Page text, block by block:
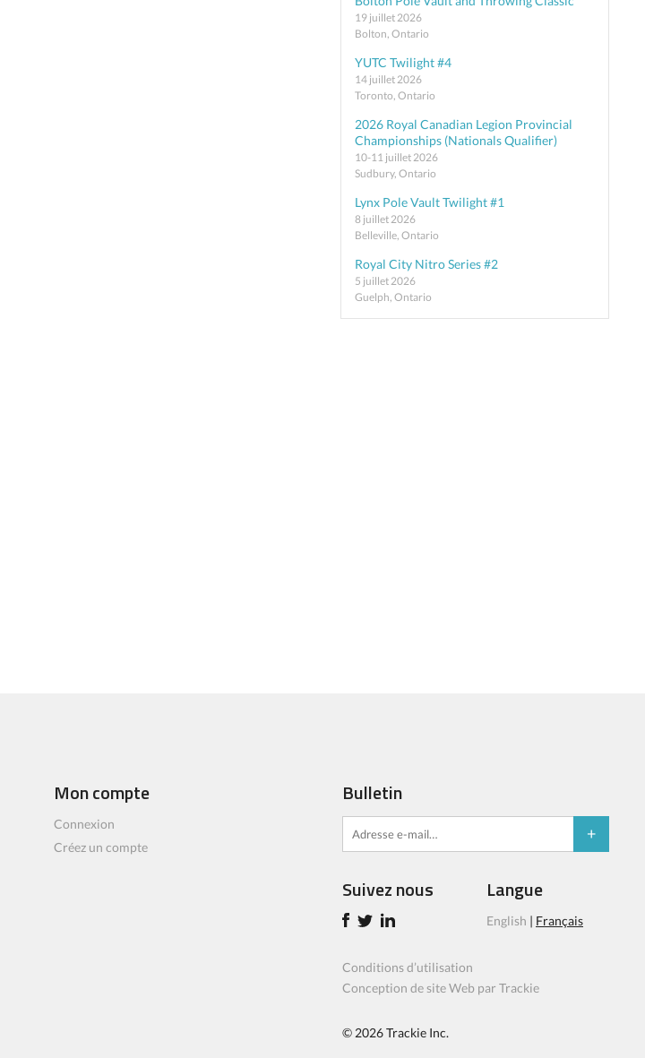
19 juillet 2026
Bolton, Ontario
YUTC Twilight #4
14 juillet 2026
Toronto, Ontario
2026 Royal Canadian Legion Provincial
Championships (Nationals Qualifier)
10-11 juillet 2026
Sudbury, Ontario
Lynx Pole Vault Twilight #1
8 juillet 2026
Belleville, Ontario
Royal City Nitro Series #2
5 juillet 2026
Guelph, Ontario
Mon compte
Connexion
Créez un compte
Bulletin
Suivez nous Langue
English | Français
Conditions d’utilisation
Conception de site Web par Trackie
© 2026Trackie Inc.